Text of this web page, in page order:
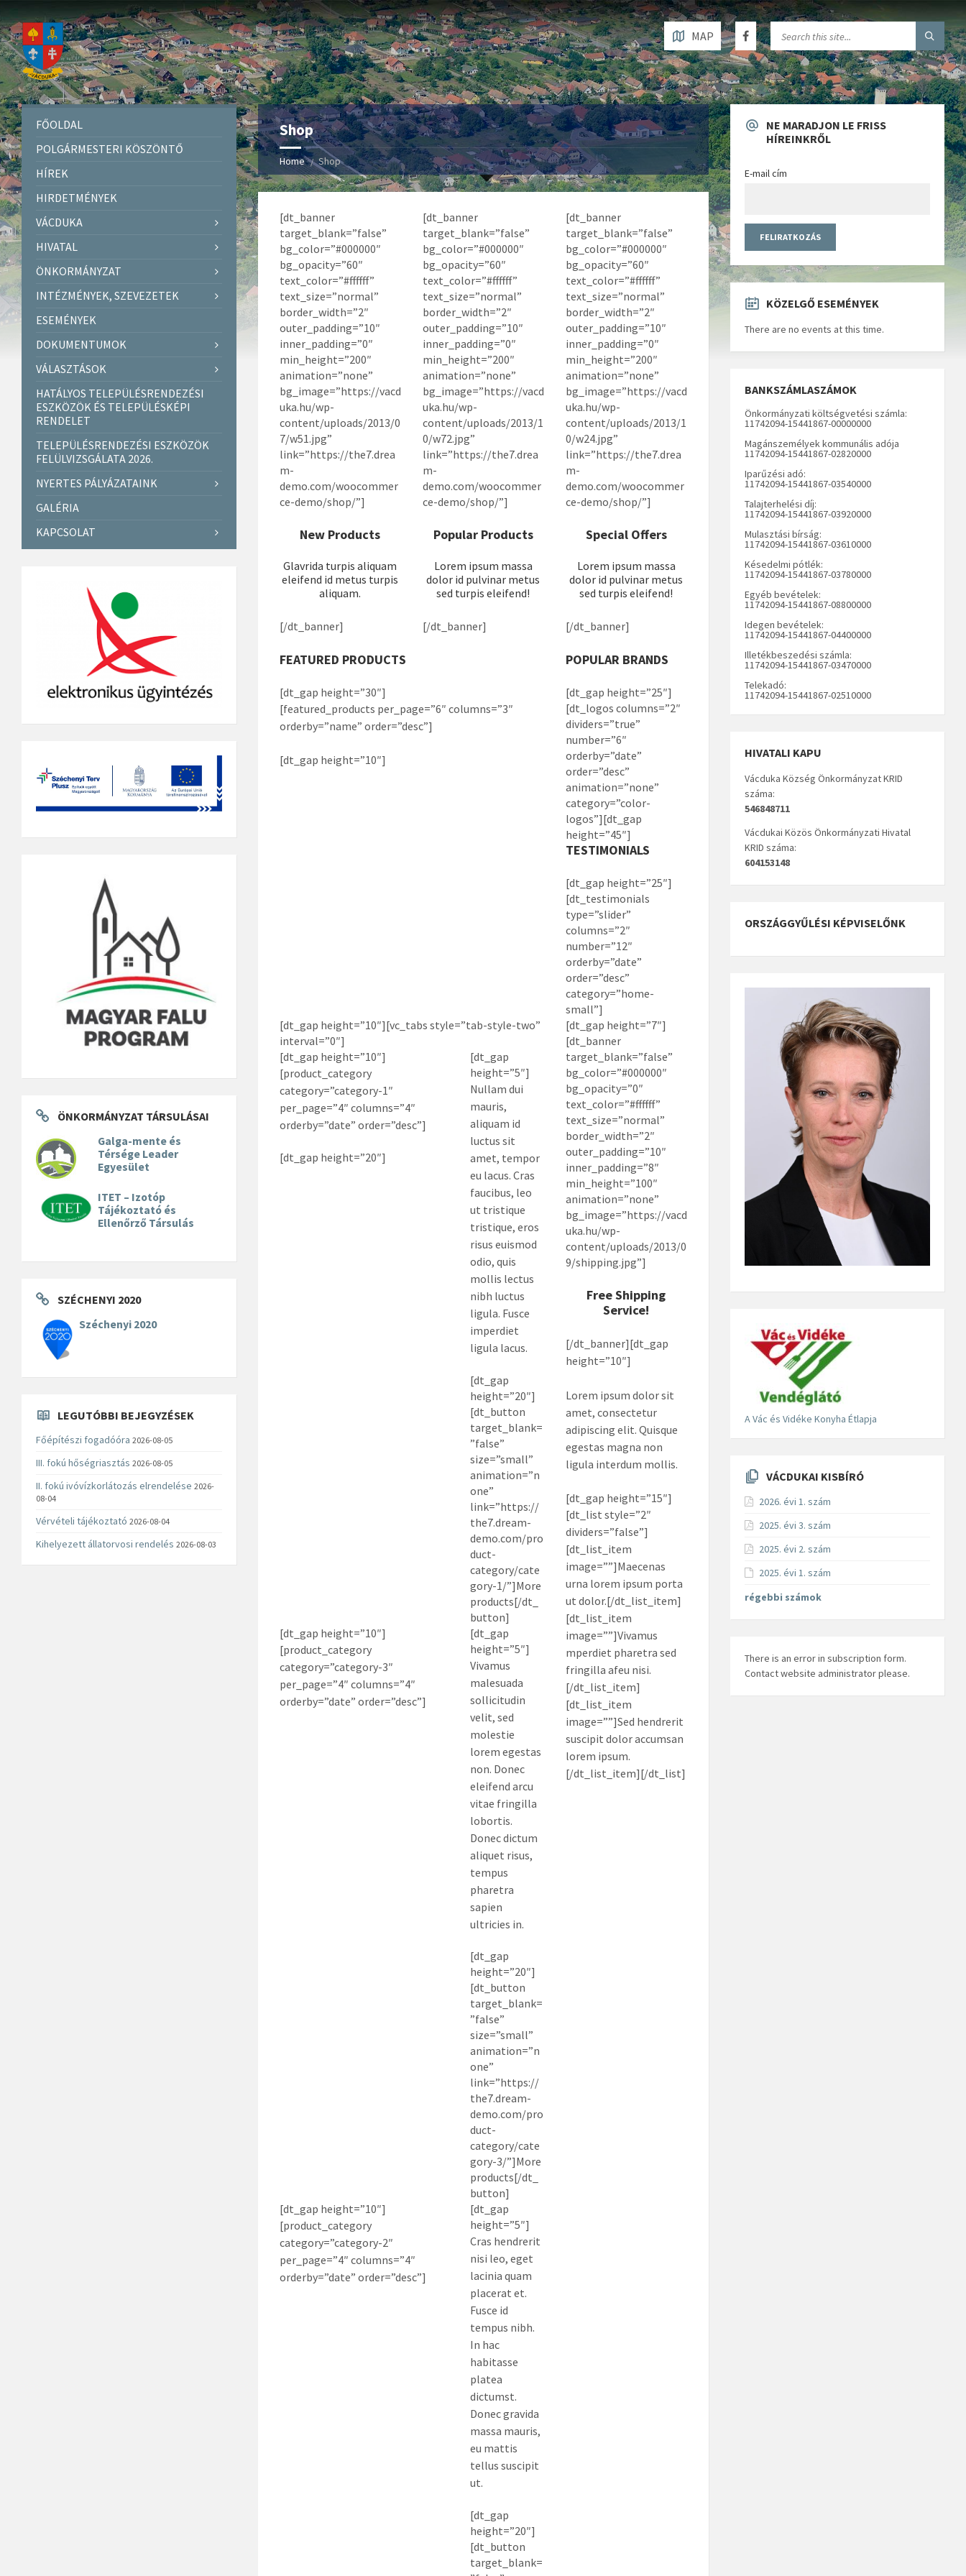
MAP
Shop
Home Shop
[dt_banner
target_blank=”false”
bg_color=”#000000″
bg_opacity=”60″
text_color=”#ffffff”
text_size=”normal”
border_width=”2″
outer_padding=”10″
inner_padding=”0″
min_height=”200″
animation=”none”
bg_image=”https://vacd
uka.hu/wp-
content/uploads/2013/0
7/w51.jpg”
link=”https://the7.drea
m-
demo.com/woocommer
ce-demo/shop/”]
New Products
Glavrida turpis aliquam
eleifend id metus turpis
aliquam.
[/dt_banner]
[dt_banner
target_blank=”false”
bg_color=”#000000″
bg_opacity=”60″
text_color=”#ffffff”
text_size=”normal”
border_width=”2″
outer_padding=”10″
inner_padding=”0″
min_height=”200″
animation=”none”
bg_image=”https://vacd
uka.hu/wp-
content/uploads/2013/1
0/w72.jpg”
link=”https://the7.drea
m-
demo.com/woocommer
ce-demo/shop/”]
Popular Products
Lorem ipsum massa
dolor id pulvinar metus
sed turpis eleifend!
[/dt_banner]
[dt_banner
target_blank=”false”
bg_color=”#000000″
bg_opacity=”60″
text_color=”#ffffff”
text_size=”normal”
border_width=”2″
outer_padding=”10″
inner_padding=”0″
min_height=”200″
animation=”none”
bg_image=”https://vacd
uka.hu/wp-
content/uploads/2013/1
0/w24.jpg”
link=”https://the7.drea
m-
demo.com/woocommer
ce-demo/shop/”]
Special Offers
Lorem ipsum massa
dolor id pulvinar metus
sed turpis eleifend!
[/dt_banner]
FEATURED PRODUCTS
[dt_gap height=”30″]
[featured_products per_page=”6″ columns=”3″
orderby=”name” order=”desc”]
[dt_gap height=”10″]
POPULAR BRANDS
[dt_gap height=”25″]
[dt_logos columns=”2″
dividers=”true”
number=”6″
orderby=”date”
order=”desc”
animation=”none”
category=”color-
logos”][dt_gap
height=”45″]
TESTIMONIALS
[dt_gap height=”25″]
[dt_testimonials
type=”slider”
columns=”2″
number=”12″
orderby=”date”
order=”desc”
category=”home-
small”]
[dt_gap height=”10″][vc_tabs style=”tab-style-two”
interval=”0″]
[dt_gap height=”10″]
[product_category
category=”category-1″
per_page=”4″ columns=”4″
orderby=”date” order=”desc”]
[dt_gap height=”20″]
[dt_gap
height=”5″]
Nullam dui
mauris,
aliquam id
luctus sit
amet, tempor
eu lacus. Cras
faucibus, leo
ut tristique
tristique, eros
risus euismod
odio, quis
mollis lectus
nibh luctus
ligula. Fusce
imperdiet
ligula lacus.
[dt_gap
height=”20″]
[dt_button
target_blank=
”false”
size=”small”
animation=”n
one”
link=”https://
the7.dream-
demo.com/pro
duct-
category/cate
gory-1/”]More
products[/dt_
button]
[dt_gap height=”10″]
[product_category
category=”category-3″
per_page=”4″ columns=”4″
orderby=”date” order=”desc”]
[dt_gap
height=”5″]
Vivamus
malesuada
sollicitudin
velit, sed
molestie
lorem egestas
non. Donec
eleifend arcu
vitae fringilla
lobortis.
Donec dictum
aliquet risus,
tempus
pharetra
sapien
ultricies in.
[dt_gap
height=”20″]
[dt_button
target_blank=
”false”
size=”small”
animation=”n
one”
link=”https://
the7.dream-
demo.com/pro
duct-
category/cate
gory-3/”]More
products[/dt_
button]
[dt_gap height=”10″]
[product_category
category=”category-2″
per_page=”4″ columns=”4″
orderby=”date” order=”desc”]
[dt_gap
height=”5″]
Cras hendrerit
nisi leo, eget
lacinia quam
placerat et.
Fusce id
tempus nibh.
In hac
habitasse
platea
dictumst.
Donec gravida
massa mauris,
eu mattis
tellus suscipit
ut.
[dt_gap
height=”20″]
[dt_button
target_blank=
[dt_gap height=”7″]
[dt_banner
target_blank=”false”
bg_color=”#000000″
bg_opacity=”0″
text_color=”#ffffff”
text_size=”normal”
border_width=”2″
outer_padding=”10″
inner_padding=”8″
min_height=”100″
animation=”none”
bg_image=”https://vacd
uka.hu/wp-
content/uploads/2013/0
9/shipping.jpg”]
Free Shipping
Service!
[/dt_banner][dt_gap
height=”10″]
Lorem ipsum dolor sit
amet, consectetur
adipiscing elit. Quisque
egestas magna non
ligula interdum mollis.
[dt_gap height=”15″]
[dt_list style=”2″
dividers=”false”]
[dt_list_item
image=””]Maecenas
urna lorem ipsum porta
ut dolor.[/dt_list_item]
[dt_list_item
image=””]Vivamus
mperdiet pharetra sed
fringilla afeu nisi.
[/dt_list_item]
[dt_list_item
image=””]Sed hendrerit
suscipit dolor accumsan
lorem ipsum.
[/dt_list_item][/dt_list]
FŐOLDAL
POLGÁRMESTERI KÖSZÖNTŐ
HÍREK
HIRDETMÉNYEK
VÁCDUKA
HIVATAL
ÖNKORMÁNYZAT
INTÉZMÉNYEK, SZEVEZETEK
ESEMÉNYEK
DOKUMENTUMOK
VÁLASZTÁSOK
HATÁLYOS TELEPÜLÉSRENDEZÉSI
ESZKÖZÖK ÉS TELEPÜLÉSKÉPI
RENDELET
TELEPÜLÉSRENDEZÉSI ESZKÖZÖK
FELÜLVIZSGÁLATA 2026.
NYERTES PÁLYÁZATAINK
GALÉRIA
KAPCSOLAT
ÖNKORMÁNYZAT TÁRSULÁSAI
Galga-mente és
Térsége Leader
Egyesület
ITET – Izotóp
Tájékoztató és
Ellenőrző Társulás
SZÉCHENYI 2020
Széchenyi 2020
LEGUTÓBBI BEJEGYZÉSEK
Főépítészi fogadóóra 2026-08-05
III. fokú hőségriasztás 2026-08-05
II. fokú ivóvízkorlátozás elrendelése 2026-
08-04
Vérvételi tájékoztató 2026-08-04
Kihelyezett állatorvosi rendelés 2026-08-03
NE MARADJON LE FRISS
HÍREINKRŐL
E-mail cím
KÖZELGŐ ESEMÉNYEK
There are no events at this time.
BANKSZÁMLASZÁMOK
Önkormányzati költségvetési számla:
11742094-15441867-00000000
Magánszemélyek kommunális adója
11742094-15441867-02820000
Iparűzési adó:
11742094-15441867-03540000
Talajterhelési díj:
11742094-15441867-03920000
Mulasztási bírság:
11742094-15441867-03610000
Késedelmi pótlék:
11742094-15441867-03780000
Egyéb bevételek:
11742094-15441867-08800000
Idegen bevételek:
11742094-15441867-04400000
Illetékbeszedési számla:
11742094-15441867-03470000
Telekadó:
11742094-15441867-02510000
HIVATALI KAPU
Vácduka Község Önkormányzat KRID
száma:
546848711
Vácdukai Közös Önkormányzati Hivatal
KRID száma:
604153148
ORSZÁGGYŰLÉSI KÉPVISELŐNK
A Vác és Vidéke Konyha Étlapja
VÁCDUKAI KISBÍRÓ
2026. évi 1. szám
2025. évi 3. szám
2025. évi 2. szám
2025. évi 1. szám
régebbi számok
There is an error in subscription form.
Contact website administrator please.